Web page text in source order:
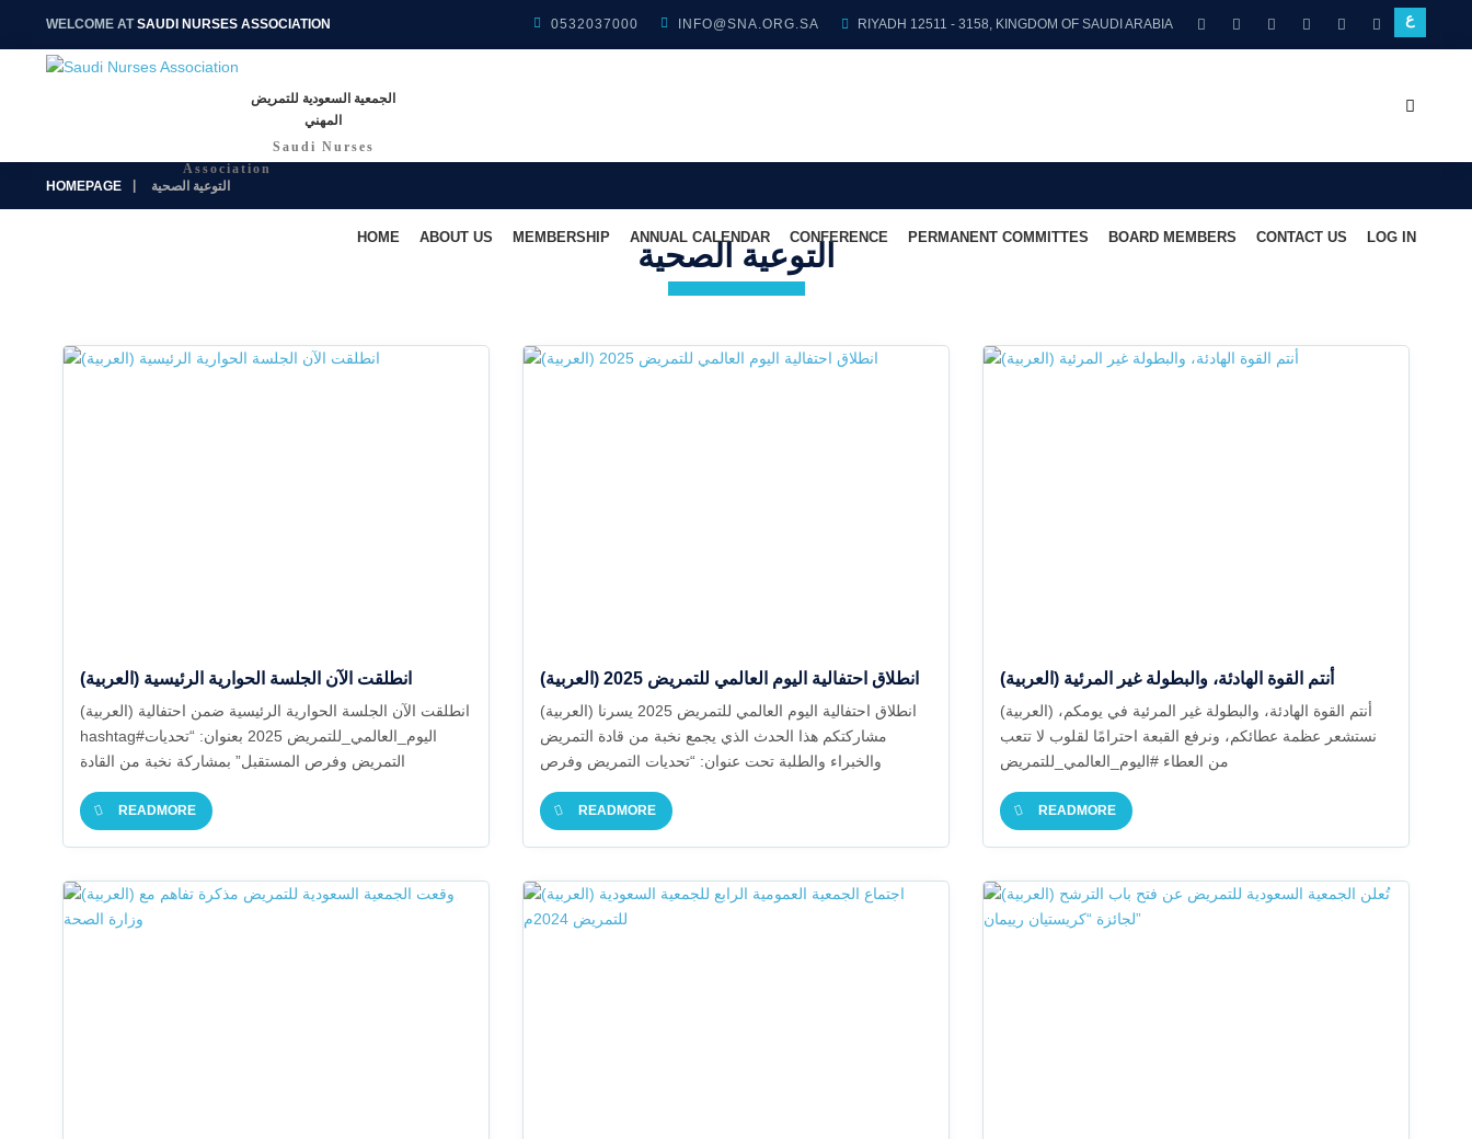
WELCOME ATSAUDI NURSES ASSOCIATION ع 0532037000 INFO@SNA.ORG.SA RIYADH 12511 - 3158, KINGDOM OF SAUDI ARABIA
الجمعية السعودية للتمريض
المهني
Saudi Nurses
Association
HOME ABOUT US MEMBERSHIP ANNUAL CALENDAR CONFERENCE PERMANENT COMMITTES BOARD MEMBERS CONTACT US LOG IN
HOMEPAGE التوعية الصحية
التوعية الصحية
(العربية) انطلقت الآن الجلسة الحوارية الرئيسية
(العربية) انطلقت الآن الجلسة الحوارية الرئيسية ضمن احتفالية
hashtag#اليوم_العالمي_للتمريض 2025 بعنوان: “تحديات
التمريض وفرص المستقبل” بمشاركة نخبة من القادة
READMORE
(العربية) انطلاق احتفالية اليوم العالمي للتمريض 2025
(العربية) انطلاق احتفالية اليوم العالمي للتمريض 2025 يسرنا
مشاركتكم هذا الحدث الذي يجمع نخبة من قادة التمريض
والخبراء والطلبة تحت عنوان: “تحديات التمريض وفرص
READMORE
(العربية) أنتم القوة الهادئة، والبطولة غير المرئية
(العربية) أنتم القوة الهادئة، والبطولة غير المرئية في يومكم،
نستشعر عظمة عطائكم، ونرفع القبعة احترامًا لقلوب لا تتعب
من العطاء #اليوم_العالمي_للتمريض
READMORE